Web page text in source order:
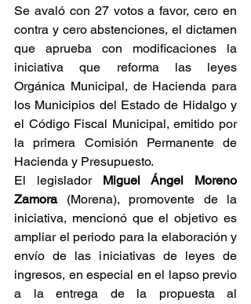
Se avaló con 27 votos a favor, cero en
contra y cero abstenciones, el dictamen
que aprueba con modificaciones la
iniciativa que reforma las leyes
Orgánica Municipal, de Hacienda para
los Municipios del Estado de Hidalgo y
el Código Fiscal Municipal, emitido por
la primera Comisión Permanente de
Hacienda y Presupuesto.
El legislador Miguel Ángel Moreno
Zamora (Morena), promovente de la
iniciativa, mencionó que el objetivo es
ampliar el periodo para la elaboración y
envío de las iniciativas de leyes de
ingresos, en especial en el lapso previo
a la entrega de la propuesta al